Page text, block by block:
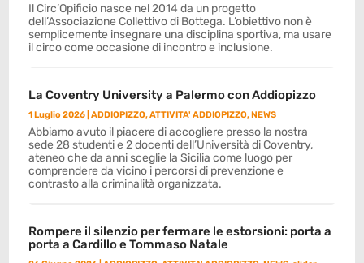
Il Circ’Opificio nasce nel 2014 da un progetto
dell’Associazione Collettivo di Bottega. L’obiettivo non è
semplicemente insegnare una disciplina sportiva, ma usare
il circo come occasione di incontro e inclusione.
La Coventry University a Palermo con Addiopizzo
1 Luglio 2026 |ADDIOPIZZO,ATTIVITA' ADDIOPIZZO,NEWS
Abbiamo avuto il piacere di accogliere presso la nostra
sede 28 studenti e 2 docenti dell’Università di Coventry,
ateneo che da anni sceglie la Sicilia come luogo per
comprendere da vicino i percorsi di prevenzione e
contrasto alla criminalità organizzata.
Rompere il silenzio per fermare le estorsioni: porta a
porta a Cardillo e Tommaso Natale